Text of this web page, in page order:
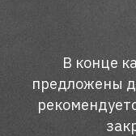
В конце
предложены